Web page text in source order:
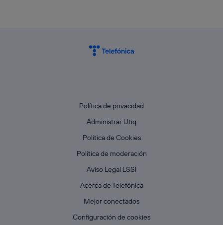
Política de privacidad
Administrar Utiq
Política de Cookies
Política de moderación
Aviso Legal LSSI
Acerca de Telefónica
Mejor conectados
Configuración de cookies